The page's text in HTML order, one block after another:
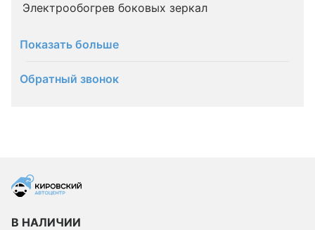
Электрообогрев боковых зеркал
Показать больше
Обратный звонок
В НАЛИЧИИ